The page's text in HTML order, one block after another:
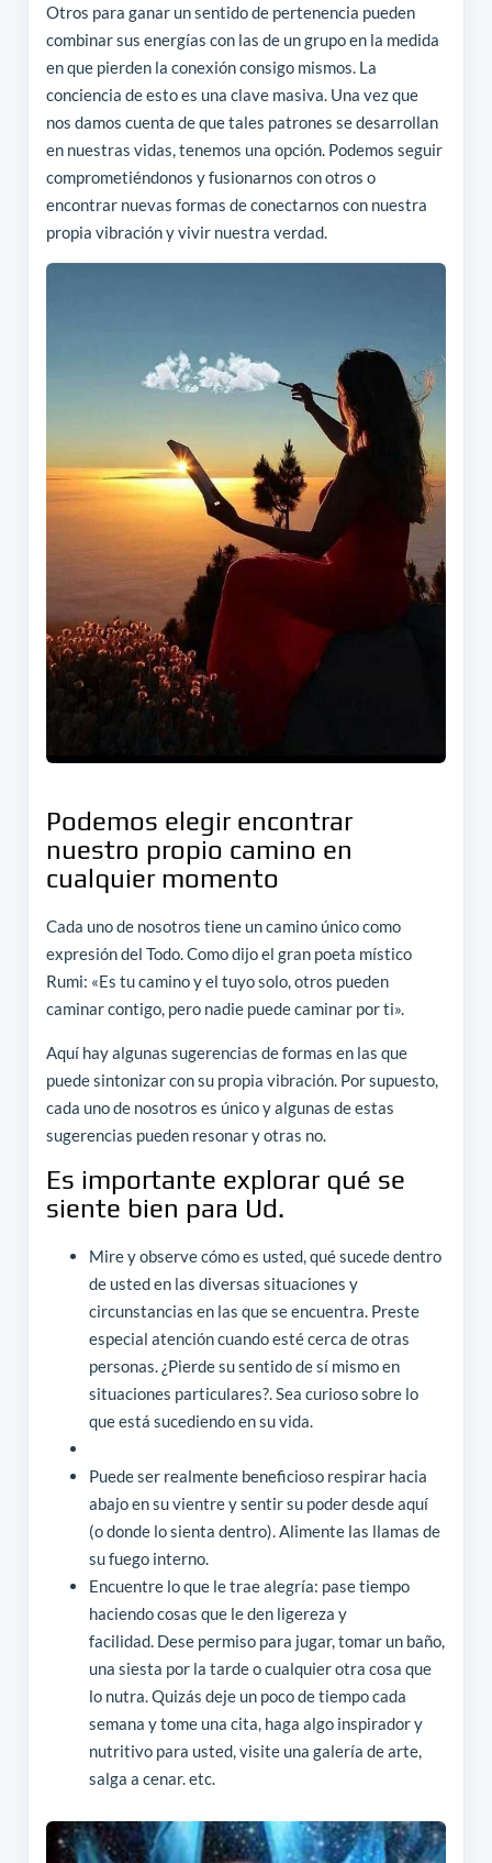
Otros para ganar un sentido de pertenencia pueden
combinar sus energías con las de un grupo en la medida
en que pierden la conexión consigo mismos. La
conciencia de esto es una clave masiva. Una vez que
nos damos cuenta de que tales patrones se desarrollan
en nuestras vidas, tenemos una opción. Podemos seguir
comprometiéndonos y fusionarnos con otros o
encontrar nuevas formas de conectarnos con nuestra
propia vibración y vivir nuestra verdad.
Podemos elegir encontrar
nuestro propio camino en
cualquier momento
Cada uno de nosotros tiene un camino único como
expresión del Todo. Como dijo el gran poeta místico
Rumi: «Es tu camino y el tuyo solo, otros pueden
caminar contigo, pero nadie puede caminar por ti».
Aquí hay algunas sugerencias de formas en las que
puede sintonizar con su propia vibración. Por supuesto,
cada uno de nosotros es único y algunas de estas
sugerencias pueden resonar y otras no.
Es importante explorar qué se
siente bien para Ud.
Mire y observe cómo es usted, qué sucede dentro
de usted en las diversas situaciones y
circunstancias en las que se encuentra. Preste
especial atención cuando esté cerca de otras
personas. ¿Pierde su sentido de sí mismo en
situaciones particulares?. Sea curioso sobre lo
que está sucediendo en su vida.
Puede ser realmente beneficioso respirar hacia
abajo en su vientre y sentir su poder desde aquí
(o donde lo sienta dentro). Alimente las llamas de
su fuego interno.
Encuentre lo que le trae alegría: pase tiempo
haciendo cosas que le den ligereza y
facilidad. Dese permiso para jugar, tomar un baño,
una siesta por la tarde o cualquier otra cosa que
lo nutra. Quizás deje un poco de tiempo cada
semana y tome una cita, haga algo inspirador y
nutritivo para usted, visite una galería de arte,
salga a cenar. etc.